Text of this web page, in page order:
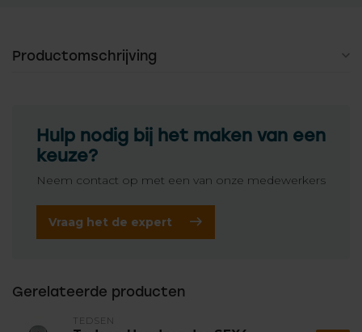
Productomschrijving
Hulp nodig bij het maken van een
keuze?
Neem contact op met een van onze medewerkers
Vraag het de expert
Gerelateerde producten
TEDSEN